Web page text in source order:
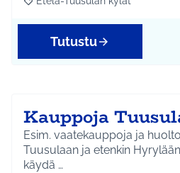
Rajaa tulokset aihepiirin mukaan:
Tutustu
Kauppoja
Esim. vaatekauppoja ja
Tuusulaan ja etenkin
käydä …